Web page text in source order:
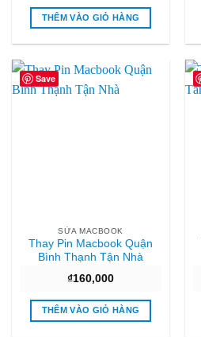
THÊM VÀO GIỎ HÀNG
Save
SỬA MACBOOK
Thay Pin Macbook Quận
Bình Thạnh Tận Nhà
₫160,000
THÊM VÀO GIỎ HÀNG